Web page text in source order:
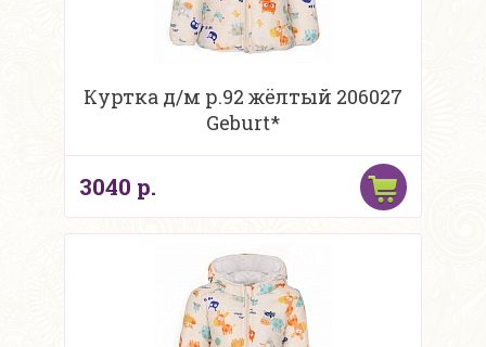
Куртка д/м р.92 жёлтый 206027
Geburt*
3040 р.